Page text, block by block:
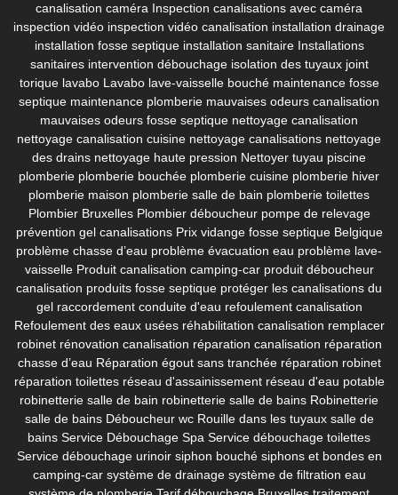
canalisation caméra Inspection canalisations avec caméra
inspection vidéo inspection vidéo canalisation installation drainage
installation fosse septique installation sanitaire Installations
sanitaires intervention débouchage isolation des tuyaux joint
torique lavabo Lavabo lave-vaisselle bouché maintenance fosse
septique maintenance plomberie mauvaises odeurs canalisation
mauvaises odeurs fosse septique nettoyage canalisation
nettoyage canalisation cuisine nettoyage canalisations nettoyage
des drains nettoyage haute pression Nettoyer tuyau piscine
plomberie plomberie bouchée plomberie cuisine plomberie hiver
plomberie maison plomberie salle de bain plomberie toilettes
Plombier Bruxelles Plombier déboucheur pompe de relevage
prévention gel canalisations Prix vidange fosse septique Belgique
problème chasse d’eau problème évacuation eau problème lave-
vaisselle Produit canalisation camping-car produit déboucheur
canalisation produits fosse septique protéger les canalisations du
gel raccordement conduite d'eau refoulement canalisation
Refoulement des eaux usées réhabilitation canalisation remplacer
robinet rénovation canalisation réparation canalisation réparation
chasse d’eau Réparation égout sans tranchée réparation robinet
réparation toilettes réseau d'assainissement réseau d'eau potable
robinetterie salle de bain robinetterie salle de bains Robinetterie
salle de bains Déboucheur wc Rouille dans les tuyaux salle de
bains Service Débouchage Spa Service débouchage toilettes
Service débouchage urinoir siphon bouché siphons et bondes en
camping-car système de drainage système de filtration eau